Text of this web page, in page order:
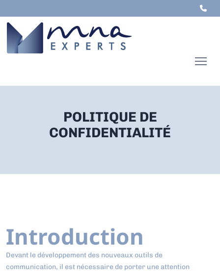
POLITIQUE DE
CONFIDENTIALITÉ
Introduction
Devant le développement des nouveaux outils de
communication, il est nécessaire de porter une attention